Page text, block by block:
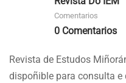
Comentarios
0 Comentarios
Revista de Estudos
dispoñible para consulta e